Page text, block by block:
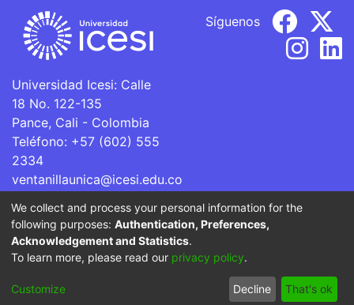
Universidad Icesi: Calle
18 No. 122-135
Pance, Cali - Colombia
Teléfono: +57 (602) 555
2334
ventanillaunica@icesi.edu.co
Síguenos
La Universidad Icesi es una Institución de Educación
Superior que se encuentra sujeta a inspección y vigilancia
por parte del Ministerio de Educación Nacional.
Cookie
End User
Agreement
Send
Feedback
We collect and process your personal information for the
following purposes: Authentication, Preferences,
Acknowledgement and Statistics.
To learn more, please read our privacy policy.
Customize Decline That's ok